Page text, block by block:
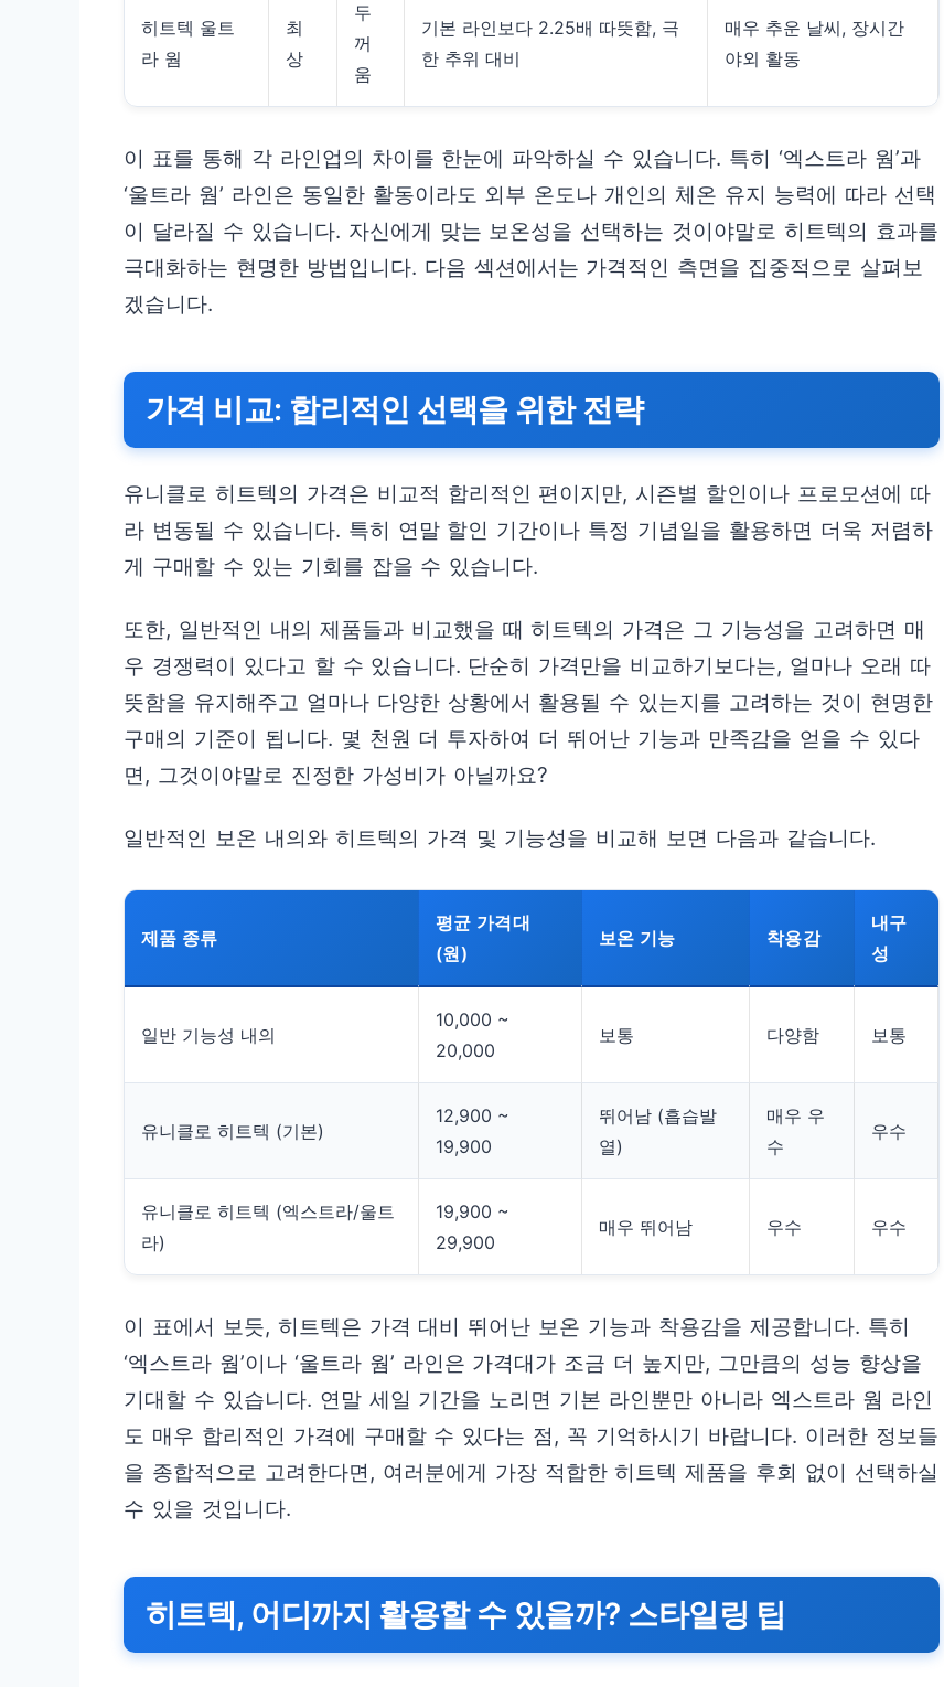
히트텍 울트
라 웜
최
상
두
꺼
움
기본 라인보다 2.25배 따뜻함, 극
한 추위 대비
매우 추운 날씨, 장시간
야외 활동
이 표를 통해 각 라인업의 차이를 한눈에 파악하실 수 있습니다. 특히 ‘엑스트라 웜’과
‘울트라 웜’ 라인은 동일한 활동이라도 외부 온도나 개인의 체온 유지 능력에 따라 선택
이 달라질 수 있습니다. 자신에게 맞는 보온성을 선택하는 것이야말로 히트텍의 효과를
극대화하는 현명한 방법입니다. 다음 섹션에서는 가격적인 측면을 집중적으로 살펴보
겠습니다.
가격 비교: 합리적인 선택을 위한 전략
유니클로 히트텍의 가격은 비교적 합리적인 편이지만, 시즌별 할인이나 프로모션에 따
라 변동될 수 있습니다. 특히 연말 할인 기간이나 특정 기념일을 활용하면 더욱 저렴하
게 구매할 수 있는 기회를 잡을 수 있습니다.
또한, 일반적인 내의 제품들과 비교했을 때 히트텍의 가격은 그 기능성을 고려하면 매
우 경쟁력이 있다고 할 수 있습니다. 단순히 가격만을 비교하기보다는, 얼마나 오래 따
뜻함을 유지해주고 얼마나 다양한 상황에서 활용될 수 있는지를 고려하는 것이 현명한
구매의 기준이 됩니다. 몇 천원 더 투자하여 더 뛰어난 기능과 만족감을 얻을 수 있다
면, 그것이야말로 진정한 가성비가 아닐까요?
일반적인 보온 내의와 히트텍의 가격 및 기능성을 비교해 보면 다음과 같습니다.
제품 종류
평균 가격대
(원)
보온 기능 착용감
내구
성
일반 기능성 내의
10,000 ~
20,000
보통 다양함 보통
유니클로 히트텍 (기본)
12,900 ~
19,900
뛰어남 (흡습발
열)
매우 우
수
우수
유니클로 히트텍 (엑스트라/울트
라)
19,900 ~
29,900
매우 뛰어남 우수 우수
이 표에서 보듯, 히트텍은 가격 대비 뛰어난 보온 기능과 착용감을 제공합니다. 특히
‘엑스트라 웜’이나 ‘울트라 웜’ 라인은 가격대가 조금 더 높지만, 그만큼의 성능 향상을
기대할 수 있습니다. 연말 세일 기간을 노리면 기본 라인뿐만 아니라 엑스트라 웜 라인
도 매우 합리적인 가격에 구매할 수 있다는 점, 꼭 기억하시기 바랍니다. 이러한 정보들
을 종합적으로 고려한다면, 여러분에게 가장 적합한 히트텍 제품을 후회 없이 선택하실
수 있을 것입니다.
히트텍, 어디까지 활용할 수 있을까? 스타일링 팁